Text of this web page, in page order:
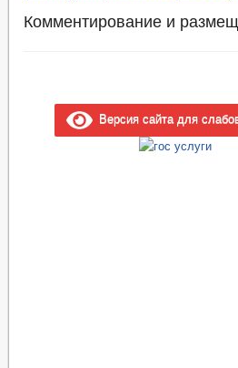
Комментирование и
Версия сайта для